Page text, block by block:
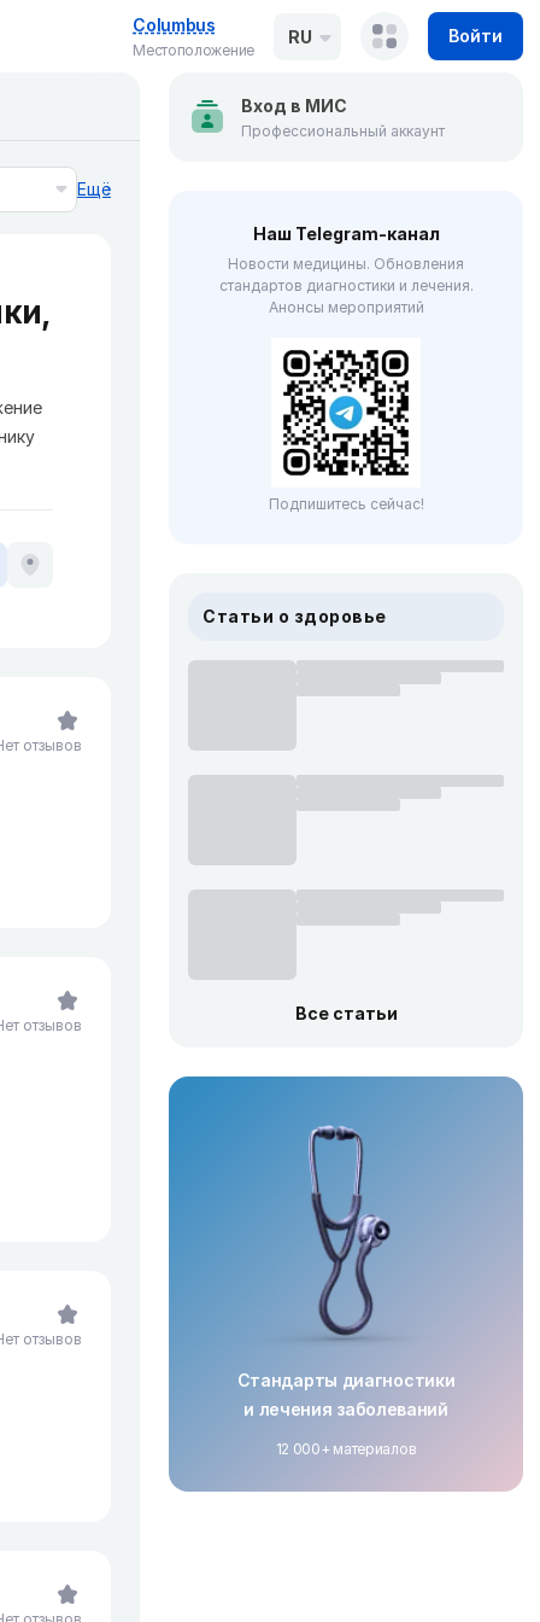
Columbus
Местоположение
RU Войти
Ещё
отзывов
отзывов
отзывов
Вход в МИС
Профессиональный аккаунт
Наш Telegram-канал
Новости медицины. Обновления
стандартов диагностики и лечения.
Анонсы мероприятий
Подпишитесь сейчас!
Статьи о здоровье
Все статьи
Стандарты диагностики
и лечения заболеваний
12 000+ материалов